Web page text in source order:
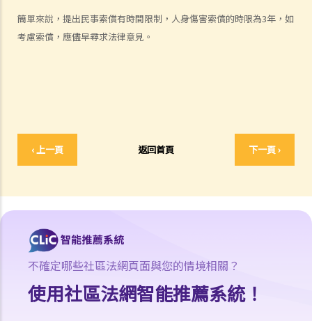
簡單來說，提出民事索償有時間限制，人身傷害索償的時限為3年，如
考慮索償，應儘早尋求法律意見。
‹ 上一頁 返回首頁 下一頁 ›
9. 核對表評檢及案件管理問卷
10. 案件管理會議
若我因人身傷害提出申索，可否申請法律援助？
法律援助輔助計劃
切勿尋求索償代理協助處理申索
逝者家屬
錯的一方之前，我需要依循甚麼程序？
不確定哪些社區法網頁面與您的情境相關？
使用社區法網智能推薦系統！